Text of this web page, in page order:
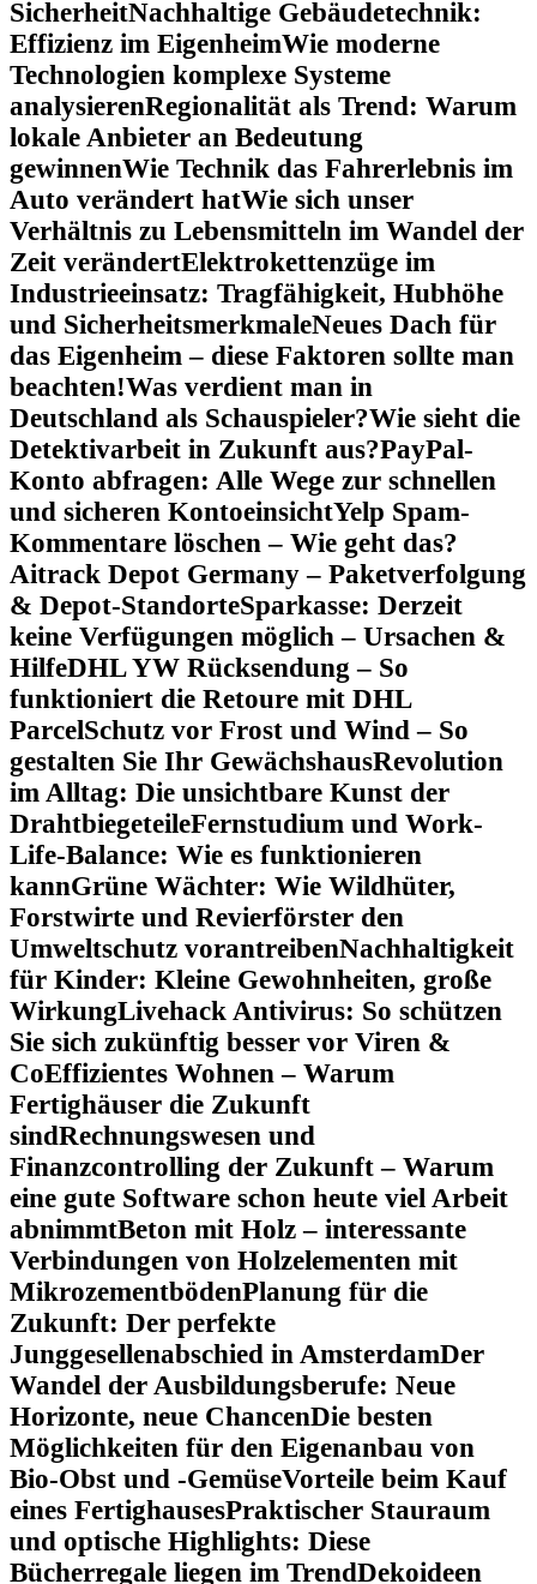
SicherheitNachhaltige Gebäudetechnik:
Effizienz im EigenheimWie moderne
Technologien komplexe Systeme
analysierenRegionalität als Trend: Warum
lokale Anbieter an Bedeutung
gewinnenWie Technik das Fahrerlebnis im
Auto verändert hatWie sich unser
Verhältnis zu Lebensmitteln im Wandel der
Zeit verändertElektrokettenzüge im
Industrieeinsatz: Tragfähigkeit, Hubhöhe
und SicherheitsmerkmaleNeues Dach für
das Eigenheim – diese Faktoren sollte man
beachten!Was verdient man in
Deutschland als Schauspieler?Wie sieht die
Detektivarbeit in Zukunft aus?PayPal-
Konto abfragen: Alle Wege zur schnellen
und sicheren KontoeinsichtYelp Spam-
Kommentare löschen – Wie geht das?
Aitrack Depot Germany – Paketverfolgung
& Depot-StandorteSparkasse: Derzeit
keine Verfügungen möglich – Ursachen &
HilfeDHL YW Rücksendung – So
funktioniert die Retoure mit DHL
ParcelSchutz vor Frost und Wind – So
gestalten Sie Ihr GewächshausRevolution
im Alltag: Die unsichtbare Kunst der
DrahtbiegeteileFernstudium und Work-
Life-Balance: Wie es funktionieren
kannGrüne Wächter: Wie Wildhüter,
Forstwirte und Revierförster den
Umweltschutz vorantreibenNachhaltigkeit
für Kinder: Kleine Gewohnheiten, große
WirkungLivehack Antivirus: So schützen
Sie sich zukünftig besser vor Viren &
CoEffizientes Wohnen – Warum
Fertighäuser die Zukunft
sindRechnungswesen und
Finanzcontrolling der Zukunft – Warum
eine gute Software schon heute viel Arbeit
abnimmtBeton mit Holz – interessante
Verbindungen von Holzelementen mit
MikrozementbödenPlanung für die
Zukunft: Der perfekte
Junggesellenabschied in AmsterdamDer
Wandel der Ausbildungsberufe: Neue
Horizonte, neue ChancenDie besten
Möglichkeiten für den Eigenanbau von
Bio-Obst und -GemüseVorteile beim Kauf
eines FertighausesPraktischer Stauraum
und optische Highlights: Diese
Bücherregale liegen im TrendDekoideen